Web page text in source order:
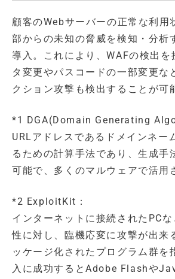
顧客のWebサーバーの正常な利用
部からの未知の脅威を検知・分析
導入。これにより、WAFの検出を
タ変更やパスコードの一部変更な
クション攻撃も検出することが可
*1 DGA(Domain Generating
URLアドレスであるドメインネー
るための計算手法であり、生成手
可能で、多くのマルウェアで活用
*2 ExploitKit：
インターネットに接続されたPC
性に対し、臨機応変に攻撃が出来
ッケージ化されたプログラム群を
入に成功するとAdobe Flashや